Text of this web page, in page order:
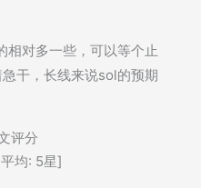
相对多一些，可以等个止
干，长线来说sol的预期
评分
均: 5星]